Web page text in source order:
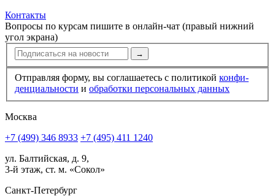
Контакты
Вопросы по курсам пишите в онлайн-чат (правый нижний
угол экрана)
→
Отправляя форму, вы соглашаетесь с политикой конфи­
ден­циальности и обработки персональных данных
Москва
+7 (499) 346 8933 +7 (495) 411 1240
ул. Балтийская, д. 9,
3-й этаж, ст. м. «Сокол»
Санкт-Петербург